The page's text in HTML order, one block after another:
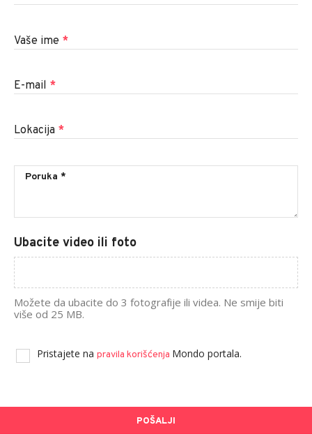
Vaše ime *
E-mail *
Lokacija *
Ubacite video ili foto
Možete da ubacite do 3 fotografije ili videa. Ne smije biti
više od 25 MB.
Pristajete na pravila korišćenja Mondo portala.
POŠALJI